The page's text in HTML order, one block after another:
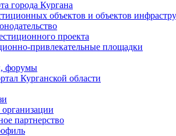
города Кургана
объектов и объектов
проекта
привлекательные площадки
форумы
Курганской области
партнерство